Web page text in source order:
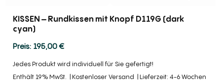
KISSEN – Rundkissen mit Knopf D119G (dark
cyan)
195,00€
Jedes Produkt wird individuell für Sie gefertigt!
Enthält 19% MwSt.
Kostenloser Versand Lieferzeit: 4-6 Wochen